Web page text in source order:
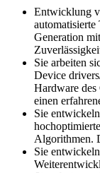
Entwicklung
automatisierte
Generation
Sie arbeiten
Device
Hardware des
einen
Sie
Algorithmen.
Sie